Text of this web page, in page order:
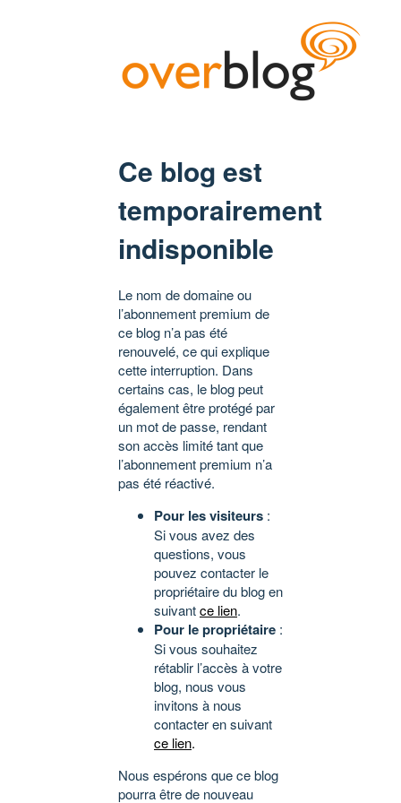
Ce blog est
temporairement
indisponible
Le nom de domaine ou
l’abonnement premium de
ce blog n’a pas été
renouvelé, ce qui explique
cette interruption. Dans
certains cas, le blog peut
également être protégé par
un mot de passe, rendant
son accès limité tant que
l’abonnement premium n’a
pas été réactivé.
Pour les visiteurs :
Si vous avez des
questions, vous
pouvez contacter le
propriétaire du blog en
suivantce lien.
Pour le propriétaire :
Si vous souhaitez
rétablir l’accès à votre
blog, nous vous
invitons à nous
contacter en suivant
ce lien.
Nous espérons que ce blog
pourra être de nouveau